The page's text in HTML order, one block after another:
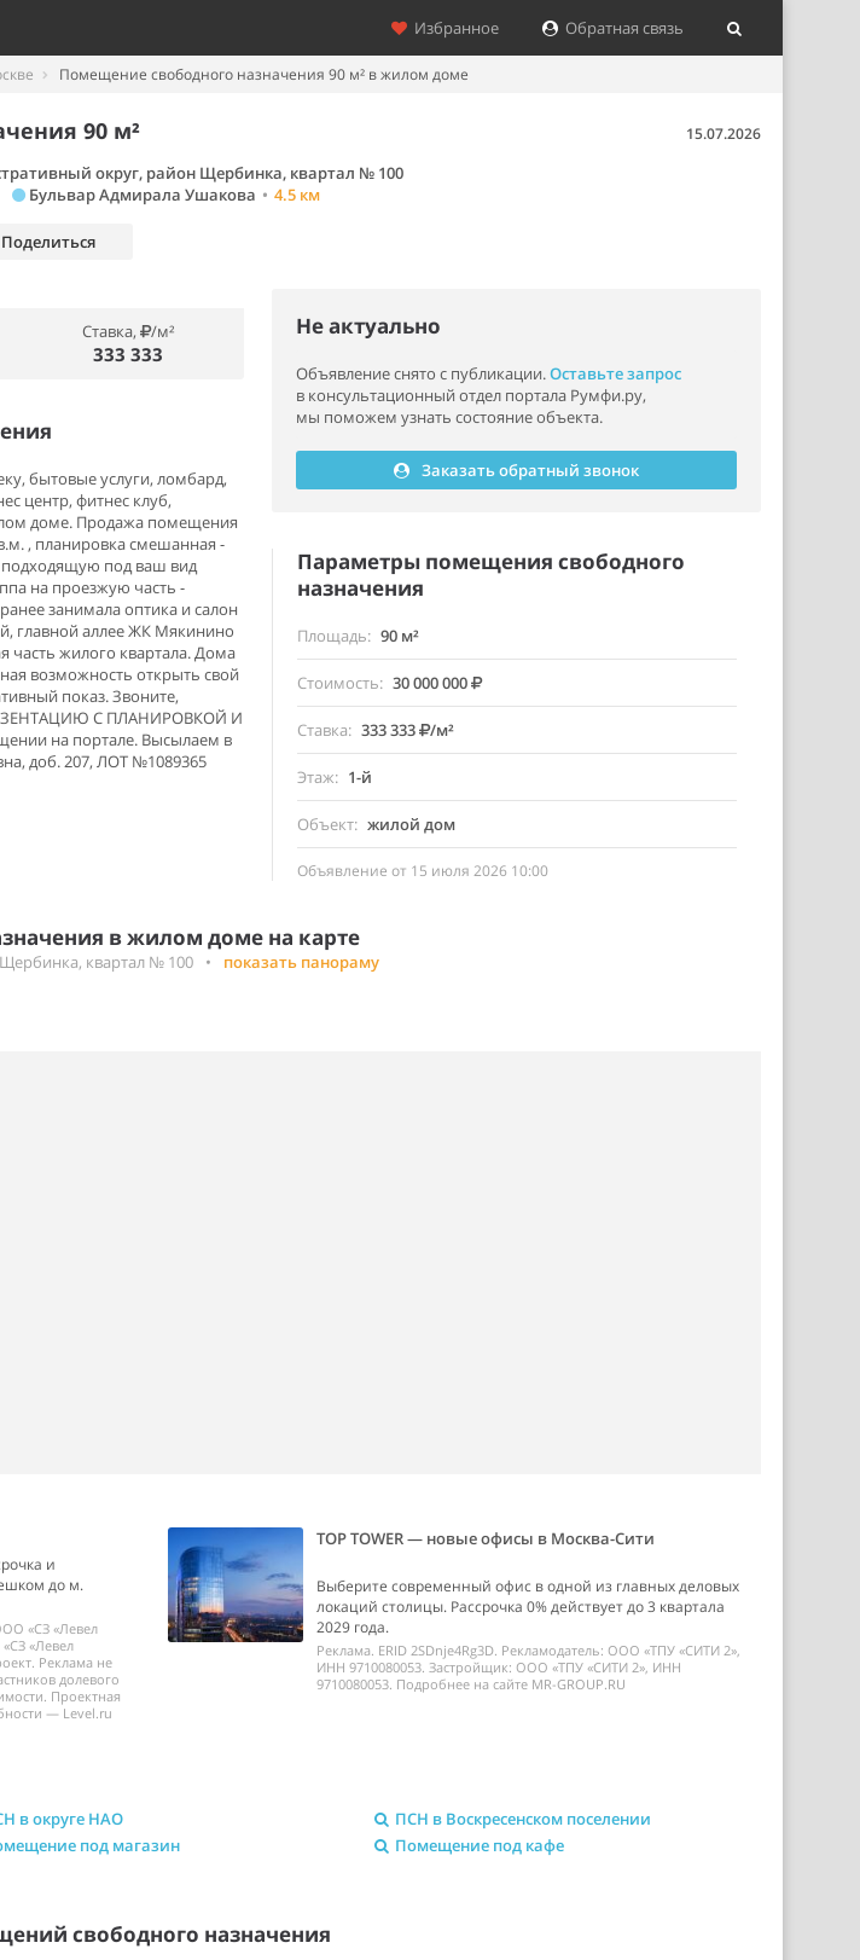
Избранное Обратная связь
Помещение свободного назначения 90 м² в жилом доме
90 м² 15.07.2026
округ, район Щербинка, квартал № 100
Бульвар Адмирала Ушакова • 4.5 км
Поделиться
Ставка, /м²
333 333
бытовые услуги, ломбард,
центр, фитнес клуб,
доме. Продажа помещения
, планировка смешанная -
под ваш вид
на проезжую часть -
занимала оптика и салон
главной аллее ЖК Мякинино
часть жилого квартала. Дома
возможность открыть свой
показ. Звоните,
С ПЛАНИРОВКОЙ И
на портале. Высылаем в
доб. 207, ЛОТ №1089365
Не актуально
Объявление снято с публикации.Оставьте запрос
в консультационный отдел портала Румфи.ру,
мы поможем узнать состояние объекта.
Заказать обратный звонок
Параметры помещения свободного
назначения
Площадь 90 м²
Стоимость 30 000 000
Ставка 333 333 /м²
Этаж 1-й
Объект жилой дом
Объявление от 15 июля 2026 10:00
в жилом доме на карте
квартал № 100 • показать панораму
и
до м.
«СЗ «Левел
«Левел
Реклама не
долевого
Проектная
— Level.ru
TOP TOWER — новые офисы в Москва-Сити
Выберите современный офис в одной из главных деловых
локаций столицы. Рассрочка 0% действует до 3 квартала
2029 года.
Реклама. ERID 2SDnje4Rg3D. Рекламодатель: ООО «ТПУ «СИТИ 2»,
ИНН 9710080053. Застройщик: ООО «ТПУ «СИТИ 2», ИНН
9710080053. Подробнее на сайте MR-GROUP.RU
в округе НАО
ПСН в Воскресенском поселении
под магазин
Помещение под кафе
свободного назначения